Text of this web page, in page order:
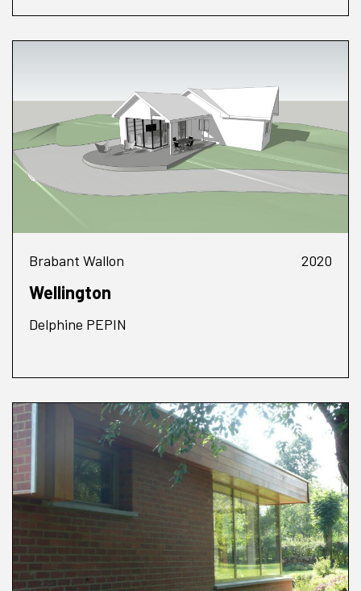
Brabant Wallon 2020
Wellington
Delphine PEPIN